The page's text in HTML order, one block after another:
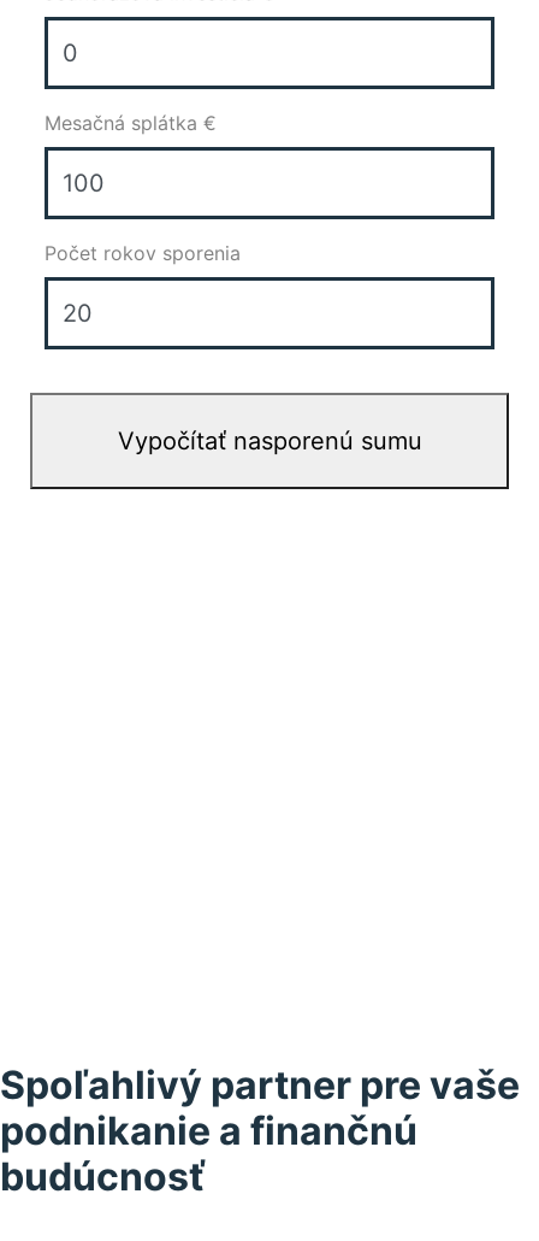
Mesačná splátka €
Počet rokov sporenia
Spoľahlivý partner pre vaše
podnikanie a finančnú
budúcnosť